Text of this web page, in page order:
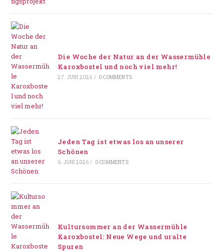
Die Woche der Natur an der Wassermühle
Karoxbostel und noch viel mehr!
27. JUNI 2026 / 0 COMMENTS
Jeden Tag ist etwas los an unserer
Schönen
6. JUNI 2026 / 0 COMMENTS
Kultursommer an der Wassermühle
Karoxbostel: Neue Wege und uralte
Spuren